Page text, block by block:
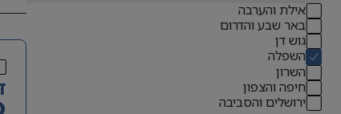
אילת והערבה
באר שבע והדרום
גוש דן
השפלה
השרון
חיפה והצפון
ירושלים והסביבה